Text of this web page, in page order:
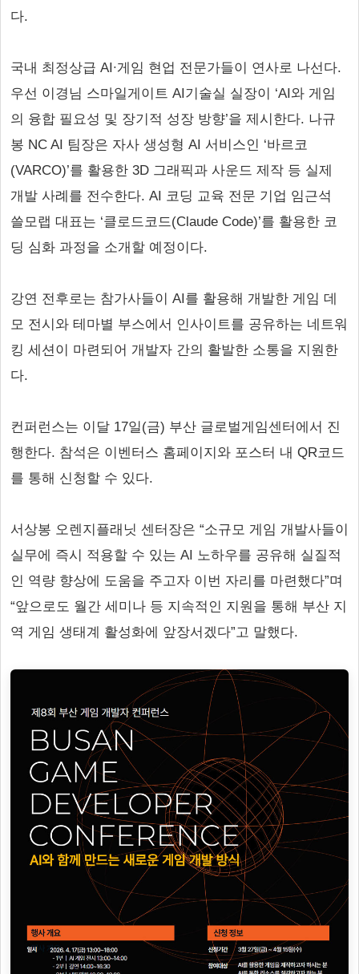
다.
국내 최정상급 AI∙게임 현업 전문가들이 연사로 나선다.
우선 이경님 스마일게이트 AI기술실 실장이 ‘AI와 게임
의 융합 필요성 및 장기적 성장 방향’을 제시한다. 나규
봉 NC AI 팀장은 자사 생성형 AI 서비스인 ‘바르코
(VARCO)’를 활용한 3D 그래픽과 사운드 제작 등 실제
개발 사례를 전수한다. AI 코딩 교육 전문 기업 임근석
쓸모랩 대표는 ‘클로드코드(Claude Code)’를 활용한 코
딩 심화 과정을 소개할 예정이다.
강연 전후로는 참가사들이 AI를 활용해 개발한 게임 데
모 전시와 테마별 부스에서 인사이트를 공유하는 네트워
킹 세션이 마련되어 개발자 간의 활발한 소통을 지원한
다.
컨퍼런스는 이달 17일(금) 부산 글로벌게임센터에서 진
행한다. 참석은 이벤터스 홈페이지와 포스터 내 QR코드
를 통해 신청할 수 있다.
서상봉 오렌지플래닛 센터장은 “소규모 게임 개발사들이
실무에 즉시 적용할 수 있는 AI 노하우를 공유해 실질적
인 역량 향상에 도움을 주고자 이번 자리를 마련했다”며
“앞으로도 월간 세미나 등 지속적인 지원을 통해 부산 지
역 게임 생태계 활성화에 앞장서겠다”고 말했다.